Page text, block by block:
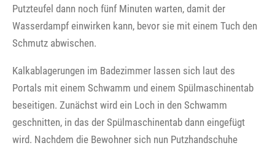
Putzteufel dann noch fünf Minuten warten, damit der
Wasserdampf einwirken kann, bevor sie mit einem Tuch den
Schmutz abwischen.
Kalkablagerungen im Badezimmer lassen sich laut des
Portals mit einem Schwamm und einem Spülmaschinentab
beseitigen. Zunächst wird ein Loch in den Schwamm
geschnitten, in das der Spülmaschinentab dann eingefügt
wird. Nachdem die Bewohner sich nun Putzhandschuhe